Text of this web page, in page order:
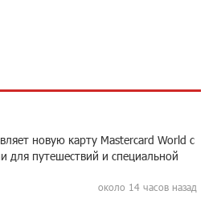
новую карту Mastercard World с
для путешествий и специальной
около 14 часов назад